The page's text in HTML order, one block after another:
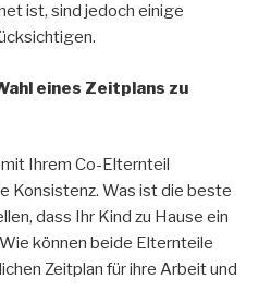
ist, sind jedoch einige
eines Zeitplans zu
Ihrem Co-Elternteil
Konsistenz. Was ist die beste
dass Ihr Kind zu Hause ein
können beide Elternteile
Zeitplan für ihre Arbeit und